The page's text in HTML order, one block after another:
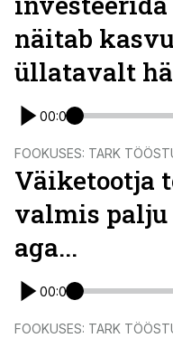
näitab
üllatavalt
00:00
FOOKUSES: TARK
Väiketootja
valmis
aga...
00:00
FOOKUSES: TARK